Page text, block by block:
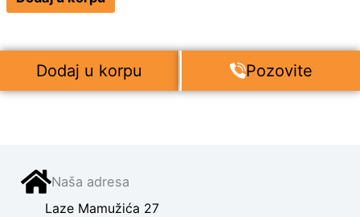
Dodaj u korpu Pozovite
Naša adresa
Laze Mamužića 27